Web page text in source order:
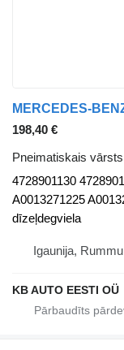
198,40 €
Pneimatiskais vārsts
4728901130
A0013271225
dīzeļdegviela
Igaunija, Rummu
KB AUTO EESTI OÜ